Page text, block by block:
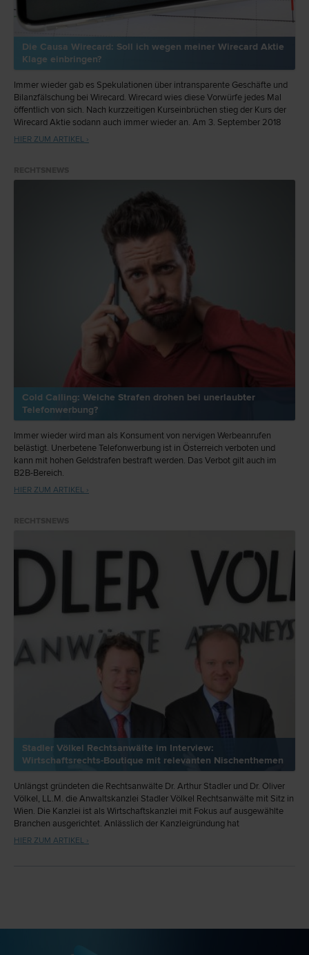
Die Causa Wirecard: Soll ich wegen meiner Wirecard Aktie
Klage einbringen?
Immer wieder gab es Spekulationen über intransparente Geschäfte und
Bilanzfälschung bei Wirecard. Wirecard wies diese Vorwürfe jedes Mal
öffentlich von sich. Nach kurzzeitigen Kurseinbrüchen stieg der Kurs der
Wirecard Aktie sodann auch immer wieder an. Am 3. September 2018
verzeichnete die Wirecard Aktie gar einen Kurs von € 197,00. An eine
HIER ZUM ARTIKEL ›
Cold Calling: Welche Strafen drohen bei unerlaubter
Telefonwerbung?
Immer wieder wird man als Konsument von nervigen Werbeanrufen
belästigt. Unerbetene Telefonwerbung ist in Österreich verboten und
kann mit hohen Geldstrafen bestraft werden. Das Verbot gilt auch im
B2B-Bereich.
HIER ZUM ARTIKEL ›
Stadler Völkel Rechtsanwälte im Interview:
Wirtschaftsrechts-Boutique mit relevanten Nischenthemen
Unlängst gründeten die Rechtsanwälte Dr. Arthur Stadler und Dr. Oliver
Völkel, LL.M. die Anwaltskanzlei Stadler Völkel Rechtsanwälte mit Sitz in
Wien. Die Kanzlei ist als Wirtschaftskanzlei mit Fokus auf ausgewählte
Branchen ausgerichtet. Anlässlich der Kanzleigründung hat
meinanwalt.at die beiden Gründer und Partner zum Interview geladen.
HIER ZUM ARTIKEL ›